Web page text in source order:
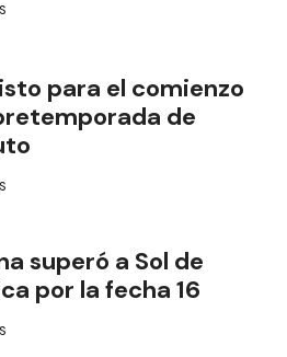
para el comienzo
de
superó a Sol de
por la fecha 16